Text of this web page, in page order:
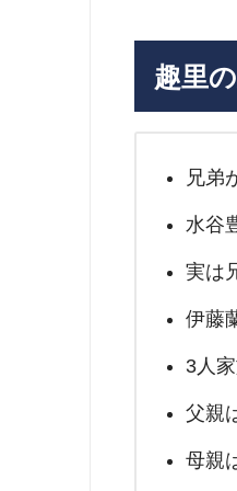
趣里
兄弟
水谷
実は
伊藤
3人
父親
母親